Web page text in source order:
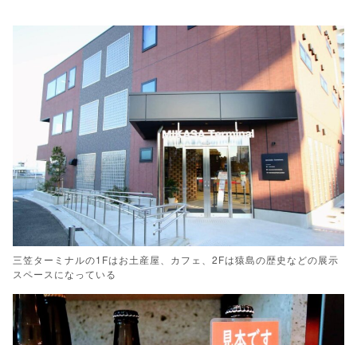
三笠ターミナルの1Fはお土産屋、カフェ、2Fは猿島の歴史などの展示
スペースになっている